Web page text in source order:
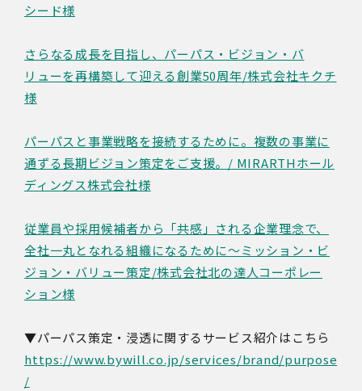
シード様
さらなる成長を目指し、パーパス・ビジョン・バ
リューを再構築して迎える創業50周年/株式会社キクチ
様
パーパスと事業戦略を接続するために。複数の事業に
通ずる長期ビジョン策定をご支援。/ MIRARTHホール
ディングス株式会社様
従業員や採用候補者から「共感」される企業理念で、
全社一丸となれる組織になるために～ミッション・ビ
ジョン・バリュー策定/株式会社北の達人コーポレー
ション様
▼パーパス策定・浸透に関するサービス紹介はこちら
https://www.bywill.co.jp/services/brand/purpose
/